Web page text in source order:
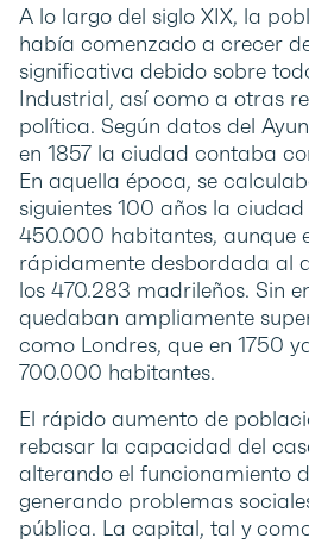
A lo largo del siglo XIX, la
había comenzado a crecer
significativa debido sobre
Industrial, así como a otras
política. Según datos del
en 1857 la ciudad contaba
En aquella época, se
siguientes 100 años la
450.000 habitantes, aunque
rápidamente desbordada al
los 470.283 madrileños. Sin
quedaban ampliamente
como Londres, que en 1750
700.000 habitantes.
El rápido aumento de
rebasar la capacidad del
alterando el funcionamiento
generando problemas
pública. La capital, tal y